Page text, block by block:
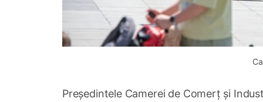
Președintele Camerei de Comerț și